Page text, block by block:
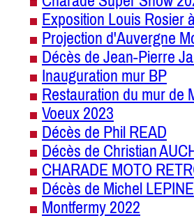
Exposition Louis Rosier
Projection d'Auvergne
Décès de Jean-Pierre
Inauguration mur BP
Restauration du mur de
Voeux 2023
Décès de Phil READ
Décès de Christian
CHARADE MOTO
Décès de Michel LEPINE
Montfermy 2022